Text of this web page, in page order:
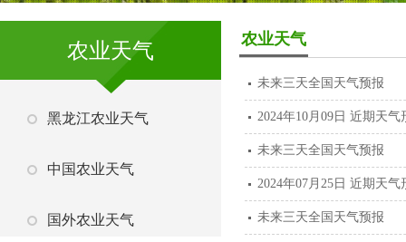
农业天气
黑龙江农业天气
中国农业天气
国外农业天气
农业天气
未来三天全国天气预报
2024年10月09日 近期天气
未来三天全国天气预报
2024年07月25日 近期天气
未来三天全国天气预报